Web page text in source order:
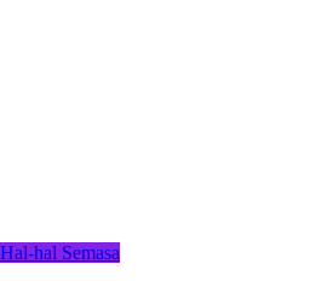
Hal-hal Semasa